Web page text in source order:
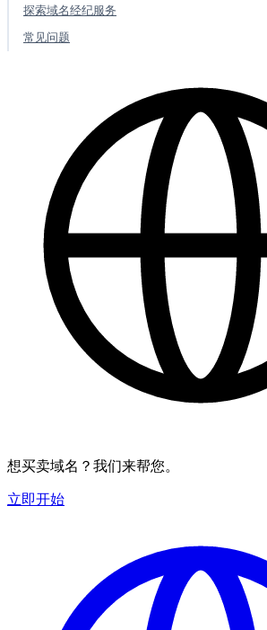
探索域名经纪服务
常见问题
想买卖域名？我们来帮您。
立即开始